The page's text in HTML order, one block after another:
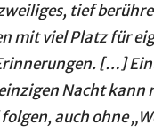
tief
mit viel Platz für
[…]
Nacht kann
auch ohne